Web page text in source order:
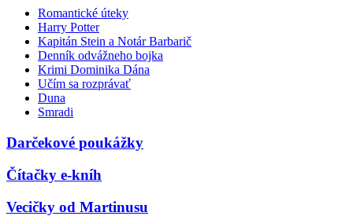
Romantické úteky
Harry Potter
Kapitán Stein a Notár Barbarič
Denník odvážneho bojka
Krimi Dominika Dána
Učím sa rozprávať
Duna
Smradi
Darčekové poukážky
Čítačky e-kníh
Vecičky od Martinusu